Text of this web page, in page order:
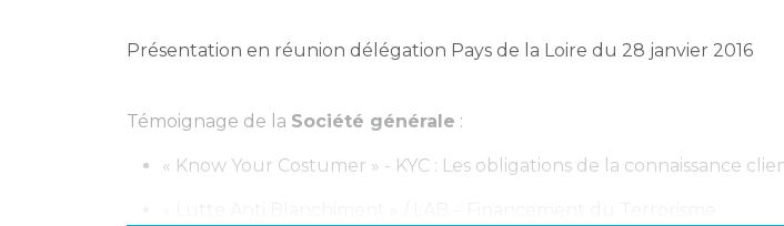
Présentation en réunion délégation Pays de la Loire du 28 janvier 2016
Témoignage de la Société générale :
« Know Your Costumer » - KYC : Les obligations de la connaissance